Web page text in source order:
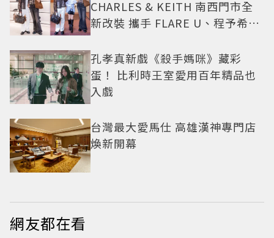
CHARLES & KEITH 南西門市全
新改裝 攜手 FLARE U、程予希演
孔孝真新戲《殺手媽咪》藏彩
蛋！ 比利時王室愛用百年精品也
入戲
台灣最大愛馬仕 高雄漢神專門店
煥新開幕
網友都在看